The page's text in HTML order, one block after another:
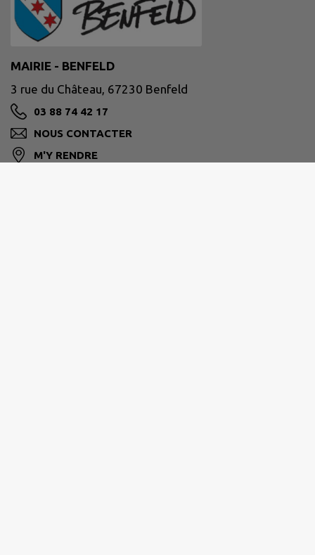
MAIRIE - BENFELD
3 rue du Château, 67230 Benfeld
03 88 74 42 17
NOUS CONTACTER
M'Y RENDRE